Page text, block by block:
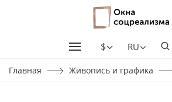
$ RU
Главная Живопись и графика